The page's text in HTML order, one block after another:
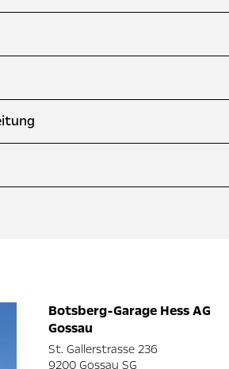
Botsberg-Garage Hess AG
Gossau
St. Gallerstrasse 236
9200 Gossau SG